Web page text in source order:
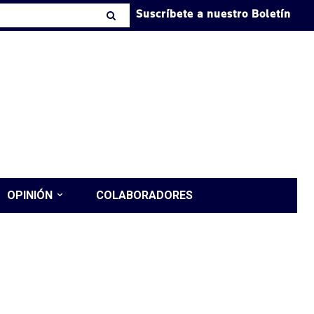
Suscríbete a nuestro Boletín
OPINIÓN COLABORADORES